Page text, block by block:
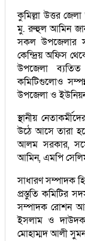
কুমিল্লা উত্তর
মু. রুহুল আমিন
সকল উপজেলার
কেন্দ্রিয় অফিস
উপজেলা
কমিটিগুলোও
উপজেলা ও
স্থানীয়
উঠে আসে তারা
আলম সরকার,
আমিন, এমপি
সাধারণ সম্পাদক
প্রস্তুতি কমিটির
সম্পাদক রোশন
ইসলাম ও
মোহাম্মদ আলী